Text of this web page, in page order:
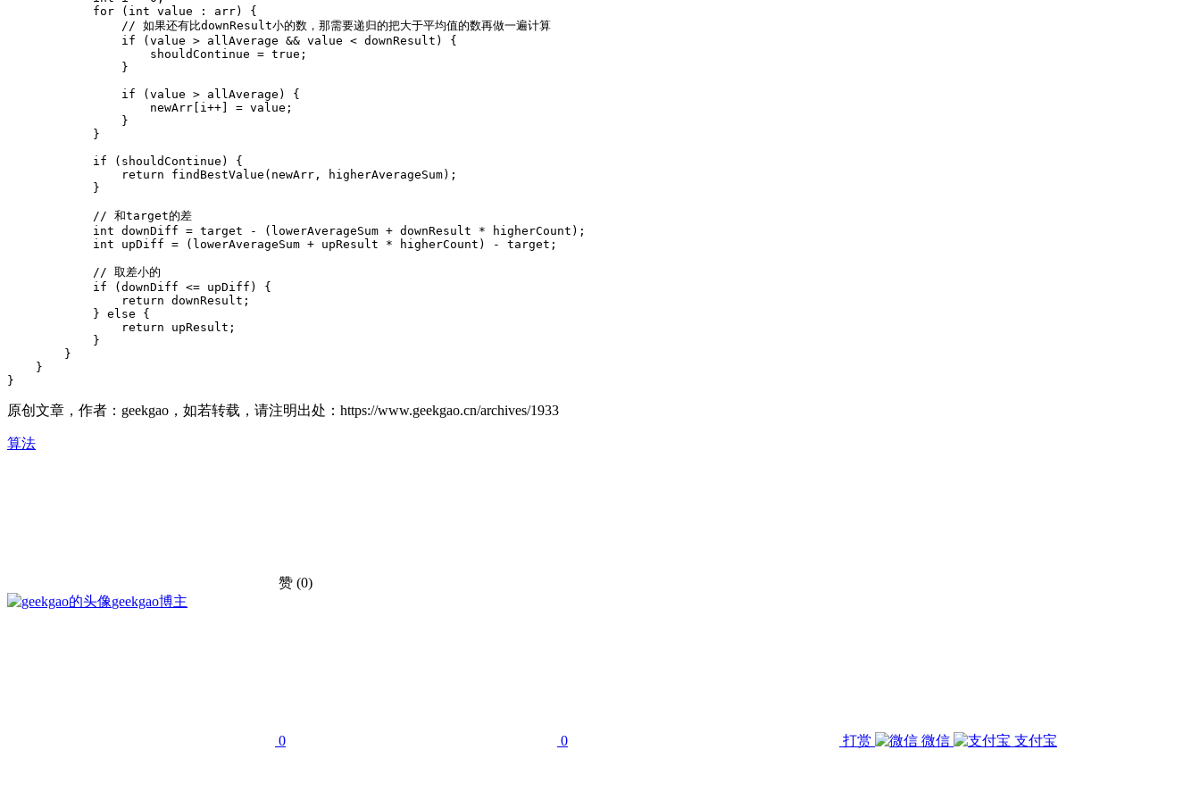
            for (int value : arr) {
                // 如果还有比downResult小的数，那需要递归的把大于平均值的数再做一遍计算
                if (value > allAverage && value < downResult) {
                    shouldContinue = true;
                }
                if (value > allAverage) {
                    newArr[i++] = value;
                }
            }
            if (shouldContinue) {
                return findBestValue(newArr, higherAverageSum);
            }
            // 和target的差
            int downDiff = target - (lowerAverageSum + downResult * higherCount);
            int upDiff = (lowerAverageSum + upResult * higherCount) - target;
            // 取差小的
            if (downDiff <= upDiff) {
                return downResult;
            } else {
                return upResult;
            }
        }
    }
}
原创文章，作者：geekgao，如若转载，请注明出处：https://www.geekgao.cn/archives/1933
算法
赞 (0)
geekgao博主
0 0 打赏 微信 支付宝